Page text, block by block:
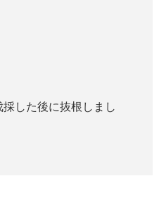
した後に抜根しまし